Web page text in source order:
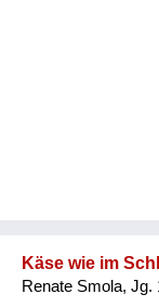
Käse wie im
Renate Smola, Jg.